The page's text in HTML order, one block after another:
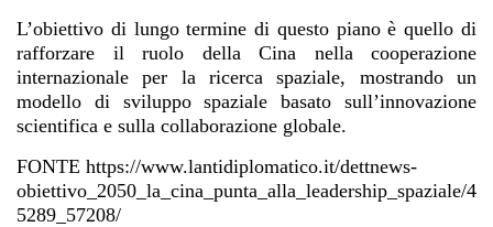
L’obiettivo di lungo termine di questo piano è quello di
rafforzare il ruolo della Cina nella cooperazione
internazionale per la ricerca spaziale, mostrando un
modello di sviluppo spaziale basato sull’innovazione
scientifica e sulla collaborazione globale.
FONTE https://www.lantidiplomatico.it/dettnews-
obiettivo_2050_la_cina_punta_alla_leadership_spaziale/4
5289_57208/